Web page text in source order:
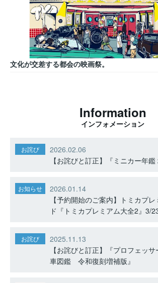
文化が交差する都会の映画祭。
Information
インフォメーション
お詫び
2026.02.06
【お詫びと訂正】『ミニカー年鑑
お知らせ
2026.01.14
【予約開始のご案内】トミカプ
ド『トミカプレミアム大全2』3/
お詫び
2025.11.13
【お詫びと訂正】『プロフェッ
車図鑑 令和復刻増補版』